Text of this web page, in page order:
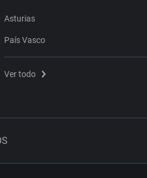
Asturias
País Vasco
Ver todo